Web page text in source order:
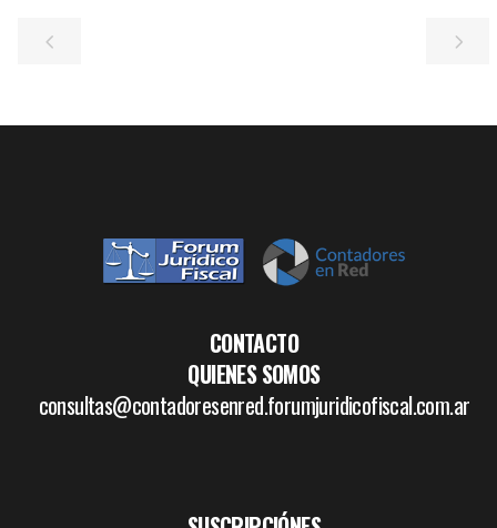
CONTACTO
QUIENES SOMOS
consultas@contadoresenred.forumjuridicofiscal.com.ar